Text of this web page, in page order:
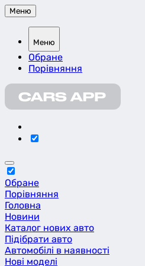
Меню
Меню
Обране
Порівняння
Обране
Порівняння
Головна
Новини
Каталог нових авто
Підібрати авто
Автомобілі в наявності
Нові моделі